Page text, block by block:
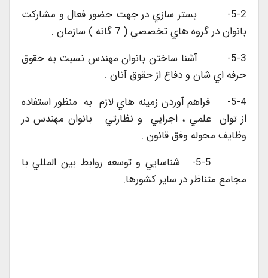
5-2- بستر سازي در جهت حضور فعال و مشاركت
بانوان در گروه هاي تخصصي ( 7 گانه ) سازمان .
5-3- آشنا ساختن بانوان مهندس نسبت به حقوق
حرفه اي شان و دفاع از حقوق آنان .
5-4- فراهم آوردن ‌زمينه هاي‌ لازم به منظور استفاده
‌از توان علمي ، ‌اجرايي و نظارتي بانوان مهندس در
وظايف محوله وفق قانون .
5-5- شناسايي و توسعه روابط بين المللي با
مجامع متناظر در ساير كشورها.